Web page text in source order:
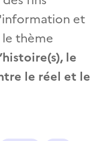
et
thème
le
le réel et le